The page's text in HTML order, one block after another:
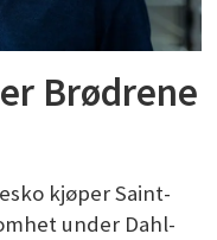
Brødrene
kjøper Saint-
under Dahl-